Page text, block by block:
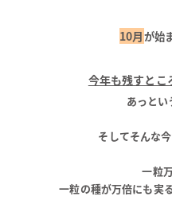
10月が始
今年も残すとこ
あっとい
そしてそんな
一粒
一粒の種が万倍にも実